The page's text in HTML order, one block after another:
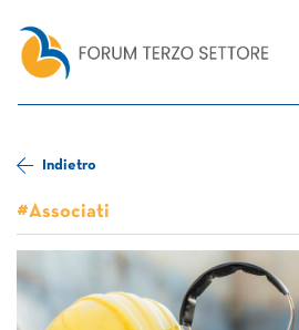
Indietro
#Associati